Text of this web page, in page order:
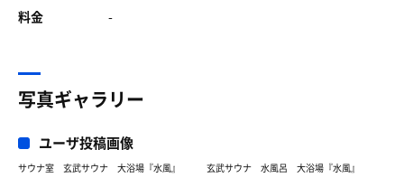
料金 -
写真ギャラリー
ユーザ投稿画像
サウナ室 玄武サウナ 大浴場『水風』
玄武サウナ 水風呂 大浴場『水風』